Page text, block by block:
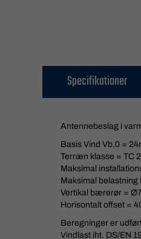
Specifikationer
Antennebeslag i
Basis Vind Vb,0 =
Terræn klasse = TC 2
Maksimal
Maksimal
Vertikal bærerør =
Horisontalt offset =
Beregninger er
Vindlast iht. DS/EN